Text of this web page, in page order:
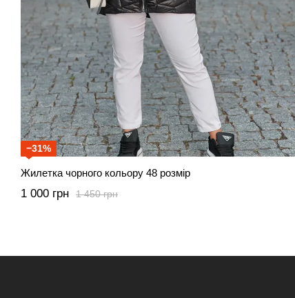
−31%
Жилетка чорного кольору 48 розмір
1 450 грн
1 000 грн